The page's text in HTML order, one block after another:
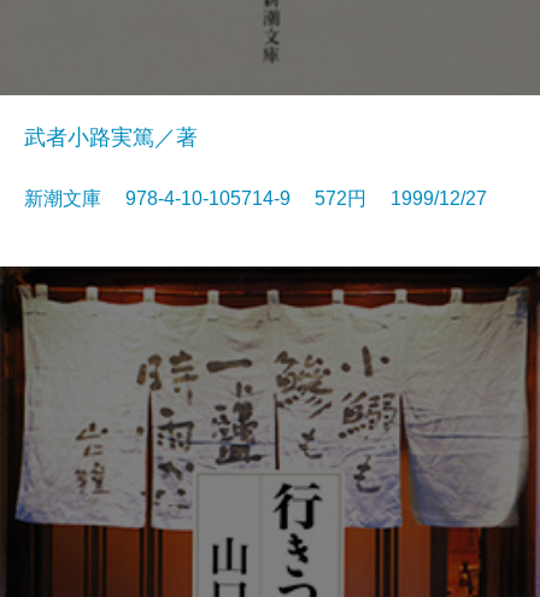
武者小路実篤／著
新潮文庫 978-4-10-105714-9 572円 1999/12/27